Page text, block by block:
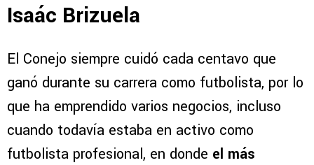
Isaác Brizuela
El Conejo siempre cuidó cada centavo que
ganó durante su carrera como futbolista, por lo
que ha emprendido varios negocios, incluso
cuando todavía estaba en activo como
futbolista profesional, en donde el más